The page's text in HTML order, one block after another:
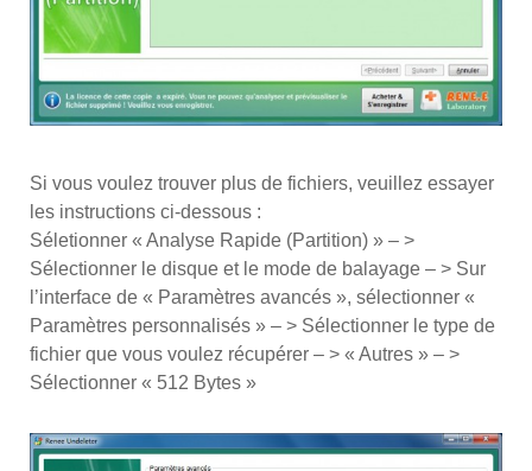
Si vous voulez trouver plus de fichiers, veuillez essayer
les instructions ci-dessous :
Séletionner « Analyse Rapide (Partition) » – >
Sélectionner le disque et le mode de balayage – > Sur
l’interface de « Paramètres avancés », sélectionner «
Paramètres personnalisés » – > Sélectionner le type de
fichier que vous voulez récupérer – > « Autres » – >
Sélectionner « 512 Bytes »